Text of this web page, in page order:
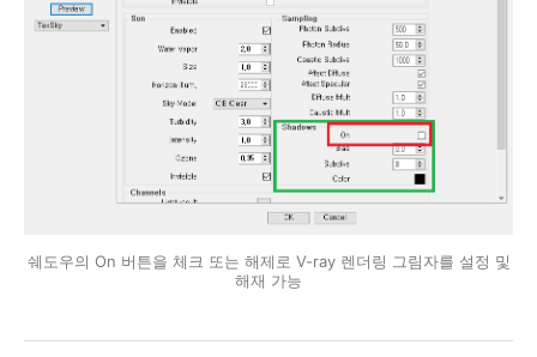
쉐도우의 On 버튼을 체크 또는 해제로 V-ray 렌더링 그림자를 설정 및
해재 가능